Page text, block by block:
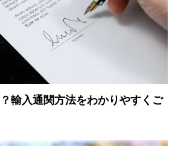
輸入通関方法をわかりやすくご